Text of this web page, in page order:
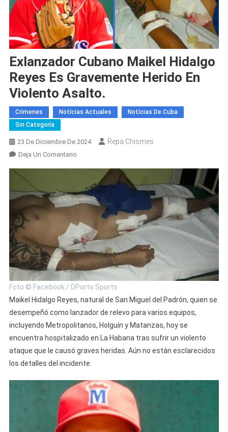
Exlanzador Cubano Maikel Hidalgo
Reyes Es Gravemente Herido En
Violento Asalto.
Crimenes Notícias Actuales
Notícias De Cuba
Sin Categoría
23 De Diciembre De 2024 Repa Chismes
Deja Un ComentarioEn
Maikel
Hidalgo
Es
Gravemente
Herido
En
Violento
Asalto.
Foto © Facebook / DPorto Sports
Maikel Hidalgo Reyes, natural de San Miguel del Padrón, quien se
desempeñó como lanzador de relevo para varios equipos,
incluyendo Metropolitanos, Holguín y Matanzas, hoy se
encuentra hospitalizado en La Habana tras sufrir un violento
ataque que le causó graves heridas. Aún no están esclarecidos
los detalles del incidente.